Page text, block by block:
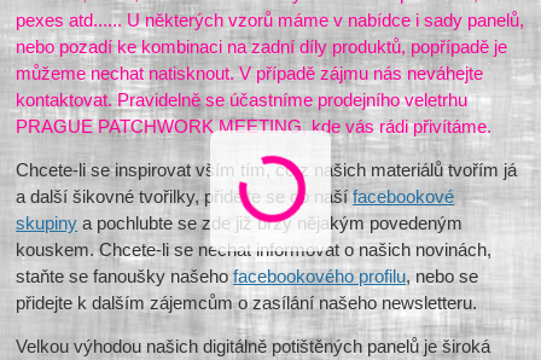
pexes atd...... U některých vzorů máme v nabídce i sady panelů,
nebo pozadí ke kombinaci na zadní díly produktů, popřípadě je
můžeme nechat natisknout. V případě zájmu nás neváhejte
kontaktovat. Pravidelně se účastníme prodejního veletrhu
PRAGUE PATCHWORK MEETING, kde vás rádi přivítáme.
Chcete-li se inspirovat vším tím, co z našich materiálů tvořím já
a další šikovné tvořilky, přidejte se do našífacebookové
skupiny a pochlubte se zde již brzy nějakým povedeným
kouskem. Chcete-li se nechat informovat o našich novinách,
staňte se fanoušky našehofacebookového profilu, nebo se
přidejte k dalším zájemcům o zasílání našeho newsletteru.
Velkou výhodou našich digitálně potištěných panelů je široká